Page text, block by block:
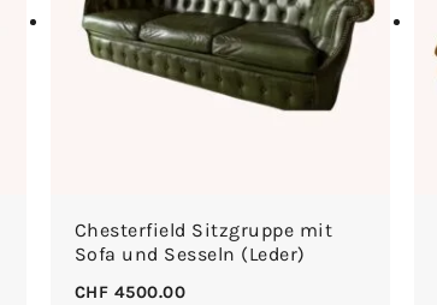
Chesterfield Sitzgruppe mit
Sofa und Sesseln (Leder)
CHF 4500.00